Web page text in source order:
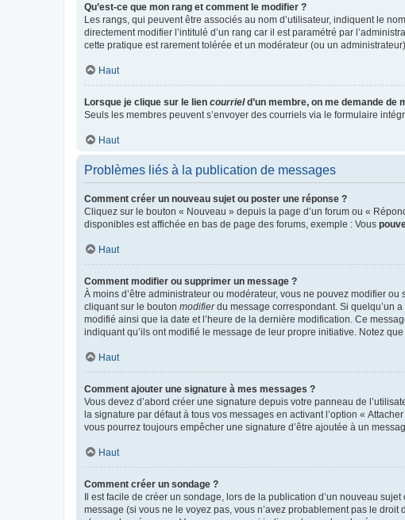
Qu’est-ce que mon rang et comment le modifier ?
Les rangs, qui peuvent être associés au nom d’utilisateur, indiquent le
directement modifier l’intitulé d’un rang car il est paramétré par
cette pratique est rarement tolérée et un modérateur (ou un
Haut
Lorsque je clique sur le lien courrield’un membre, on me demande de
Seuls les membres peuvent s’envoyer des courriels via le formulaire
Haut
Problèmes liés à la publication de messages
Comment créer un nouveau sujet ou poster une réponse ?
Cliquez sur le bouton « Nouveau » depuis la page d’un forum ou «
disponibles est affichée en bas de page des forums, exemple : Vous
Haut
Comment modifier ou supprimer un message ?
À moins d’être administrateur ou modérateur, vous ne pouvez modifier
cliquant sur le bouton modifierdu message correspondant. Si quelqu’un
modifié ainsi que la date et l’heure de la dernière modification. Ce
indiquant qu’ils ont modifié le message de leur propre initiative. Notez
Haut
Comment ajouter une signature à mes messages ?
Vous devez d’abord créer une signature depuis votre panneau de
la signature par défaut à tous vos messages en activant l’option «
vous pourrez toujours empêcher une signature d’être ajoutée à un
Haut
Comment créer un sondage ?
Il est facile de créer un sondage, lors de la publication d’un nouveau
message (si vous ne le voyez pas, vous n’avez probablement pas le